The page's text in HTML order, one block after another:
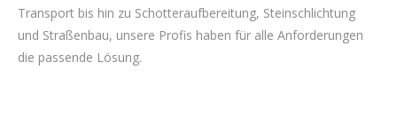
Transport bis hin zu Schotteraufbereitung, Steinschlichtung
und Straßenbau, unsere Profis haben für alle Anforderungen
die passende Lösung.